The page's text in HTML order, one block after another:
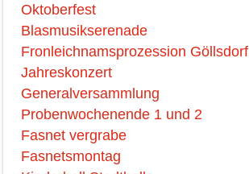
Oktoberfest
Blasmusikserenade
Fronleichnamsprozession Göllsdorf
Jahreskonzert
Generalversammlung
Probenwochenende 1 und 2
Fasnet vergrabe
Fasnetsmontag